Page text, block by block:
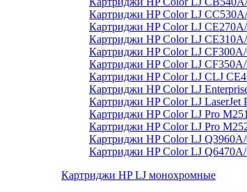
Картриджи HP Color LJ
Картриджи HP Color LJ
Картриджи HP Color LJ
Картриджи HP Color LJ
Картриджи HP Color LJ
Картриджи HP Color LJ CLJ
Картриджи HP Color LJ
Картриджи HP Color LJ
Картриджи HP Color LJ Pro
Картриджи HP Color LJ Pro
Картриджи HP Color LJ
Картриджи HP Color LJ
Картриджи HP LJ монохромные